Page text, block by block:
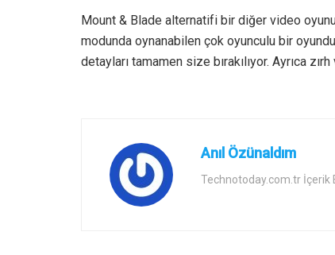
Mount & Blade alternatifi bir diğer video
modunda oynanabilen çok oyunculu bir
detayları tamamen size bırakılıyor. Ayrıca
Anıl Özünaldım
Technotoday.com.tr İçerik